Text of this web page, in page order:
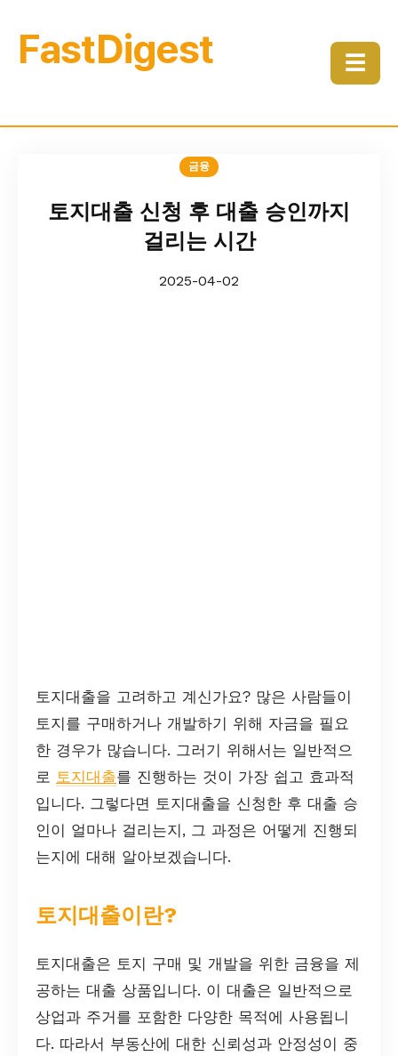
FastDigest ☰
금융
토지대출 신청 후 대출 승인까지
걸리는 시간
2025-04-02
토지대출을 고려하고 계신가요? 많은 사람들이
토지를 구매하거나 개발하기 위해 자금을 필요
한 경우가 많습니다. 그러기 위해서는 일반적으
로 토지대출를 진행하는 것이 가장 쉽고 효과적
입니다. 그렇다면 토지대출을 신청한 후 대출 승
인이 얼마나 걸리는지, 그 과정은 어떻게 진행되
는지에 대해 알아보겠습니다.
토지대출이란?
토지대출은 토지 구매 및 개발을 위한 금융을 제
공하는 대출 상품입니다. 이 대출은 일반적으로
상업과 주거를 포함한 다양한 목적에 사용됩니
다. 따라서 부동산에 대한 신뢰성과 안정성이 중